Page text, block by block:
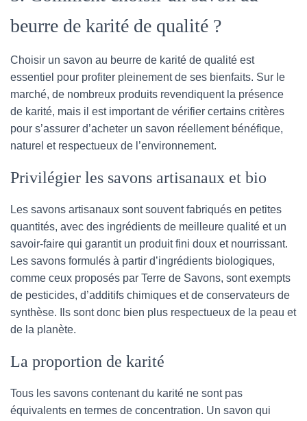
beurre de karité de qualité ?
Choisir un savon au beurre de karité de qualité est
essentiel pour profiter pleinement de ses bienfaits. Sur le
marché, de nombreux produits revendiquent la présence
de karité, mais il est important de vérifier certains critères
pour s’assurer d’acheter un savon réellement bénéfique,
naturel et respectueux de l’environnement.
Privilégier les savons artisanaux et bio
Les savons artisanaux sont souvent fabriqués en petites
quantités, avec des ingrédients de meilleure qualité et un
savoir-faire qui garantit un produit fini doux et nourrissant.
Les savons formulés à partir d’ingrédients biologiques,
comme ceux proposés par Terre de Savons, sont exempts
de pesticides, d’additifs chimiques et de conservateurs de
synthèse. Ils sont donc bien plus respectueux de la peau et
de la planète.
La proportion de karité
Tous les savons contenant du karité ne sont pas
équivalents en termes de concentration. Un savon qui